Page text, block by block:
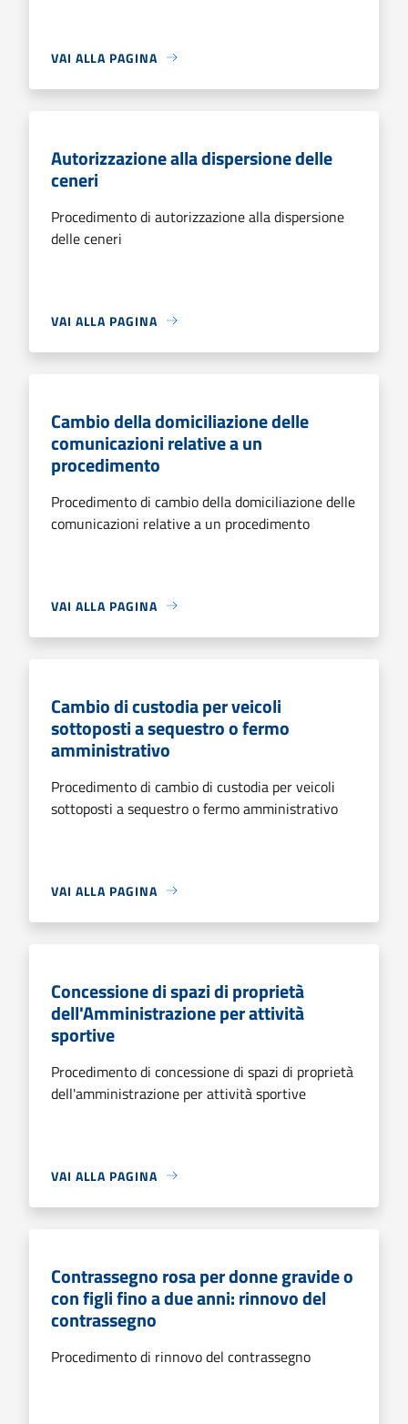
VAI ALLA PAGINA
Autorizzazione alla dispersione delle
ceneri
Procedimento di autorizzazione alla dispersione
delle ceneri
VAI ALLA PAGINA
Cambio della domiciliazione delle
comunicazioni relative a un
procedimento
Procedimento di cambio della domiciliazione delle
comunicazioni relative a un procedimento
VAI ALLA PAGINA
Cambio di custodia per veicoli
sottoposti a sequestro o fermo
amministrativo
Procedimento di cambio di custodia per veicoli
sottoposti a sequestro o fermo amministrativo
VAI ALLA PAGINA
Concessione di spazi di proprietà
dell'Amministrazione per attività
sportive
Procedimento di concessione di spazi di proprietà
dell'amministrazione per attività sportive
VAI ALLA PAGINA
Contrassegno rosa per donne gravide o
con figli fino a due anni: rinnovo del
contrassegno
Procedimento di rinnovo del contrassegno